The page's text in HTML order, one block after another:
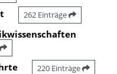
262 Einträge
220 Einträge